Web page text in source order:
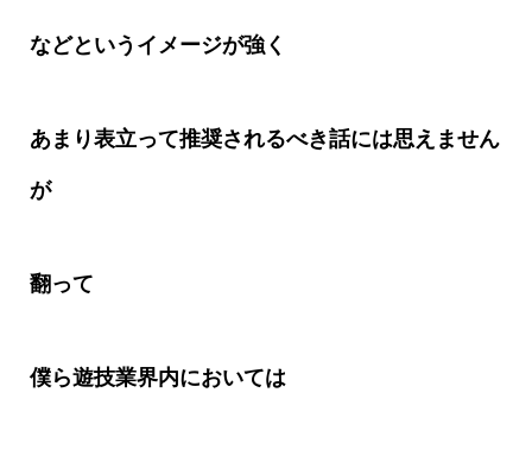
などというイメージが強く
あまり表立って推奨されるべき話には思えません
が
翻って
僕ら遊技業界内においては